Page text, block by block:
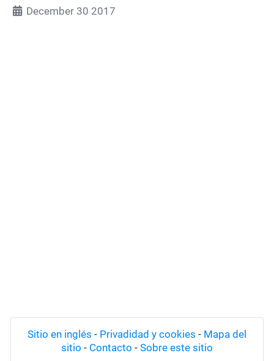
December 30 2017
Sitio en inglés - Privadidad y cookies - Mapa del
sitio - Contacto - Sobre este sitio